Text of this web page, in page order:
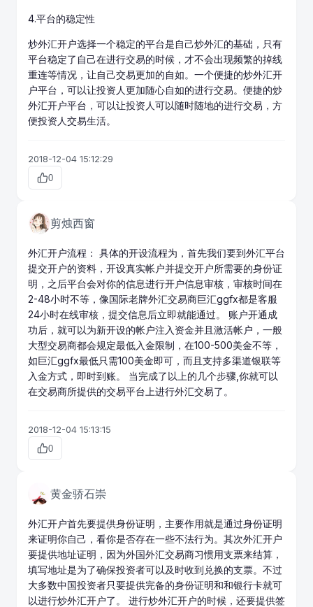
4.平台的稳定性
炒外汇开户选择一个稳定的平台是自己炒外汇的基础，只有
平台稳定了自己在进行交易的时候，才不会出现频繁的掉线
重连等情况，让自己交易更加的自如。一个便捷的炒外汇开
户平台，可以让投资人更加随心自如的进行交易。便捷的炒
外汇开户平台，可以让投资人可以随时随地的进行交易，方
便投资人交易生活。
2018-12-04 15:12:29
0
剪烛西窗
外汇开户流程： 具体的开设流程为，首先我们要到外汇平台
提交开户的资料，开设真实帐户并提交开户所需要的身份证
明，之后平台会对你的信息进行开户信息审核，审核时间在
2-48小时不等，像国际老牌外汇交易商巨汇ggfx都是客服
24小时在线审核，提交信息后立即就能通过。 账户开通成
功后，就可以为新开设的帐户注入资金并且激活帐户，一般
大型交易商都会规定最低入金限制，在100-500美金不等，
如巨汇ggfx最低只需100美金即可，而且支持多渠道银联等
入金方式，即时到账。 当完成了以上的几个步骤,你就可以
在交易商所提供的交易平台上进行外汇交易了。
2018-12-04 15:13:15
0
黄金骄石崇
外汇开户首先要提供身份证明，主要作用就是通过身份证明
来证明你自己，看你是否存在一些不法行为。其次外汇开户
要提供地址证明，因为外国外汇交易商习惯用支票来结算，
填写地址是为了确保投资者可以及时收到兑换的支票。不过
大多数中国投资者只要提供完备的身份证明和和银行卡就可
以进行炒外汇开户了。 进行炒外汇开户的时候，还要提供签